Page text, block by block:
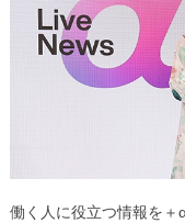
働く人に役立つ情報を＋